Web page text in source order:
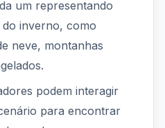
um representando
inverno, como
neve, montanhas
podem interagir
para encontrar